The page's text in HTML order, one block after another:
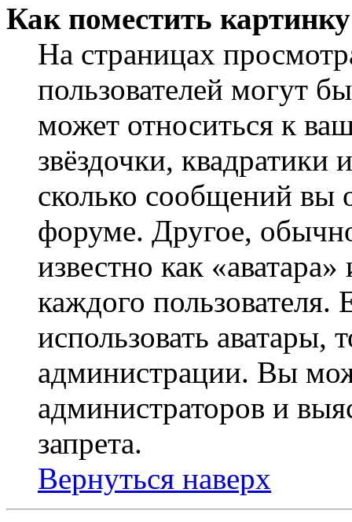
Как поместить
На страницах
пользователей могут
может относиться к
звёздочки,
сколько сообщений вы
форуме. Другое,
известно как
каждого
использовать аватары,
администрации. Вы
администраторов и
запрета.
Вернуться наверх